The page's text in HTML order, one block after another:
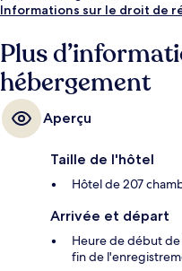
Informations sur le droit de
Plus
hébergement
Aperçu
Taille de l'hôtel
Hôtel de 207
Arrivée et départ
Heure de début
fin de